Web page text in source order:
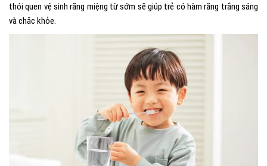
thói quen vệ sinh răng miệng từ sớm sẽ giúp trẻ có hàm răng trắng sáng
và chắc khỏe.